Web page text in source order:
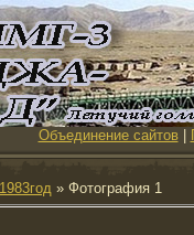
Объединение сайтов|
1983год » Фотография 1